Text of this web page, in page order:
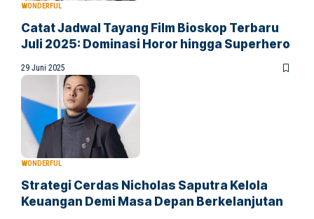
WONDERFUL
Catat Jadwal Tayang Film Bioskop Terbaru
Juli 2025: Dominasi Horor hingga Superhero
29 Juni 2025
WONDERFUL
Strategi Cerdas Nicholas Saputra Kelola
Keuangan Demi Masa Depan Berkelanjutan